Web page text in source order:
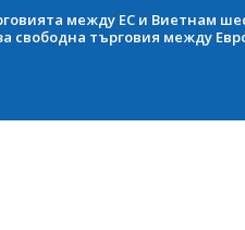
между ЕС и Виетнам
свободна търговия между